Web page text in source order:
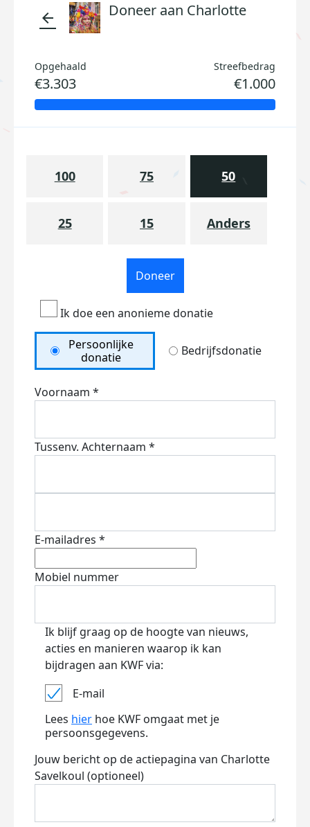
arrow_back Doneer aan Charlotte
Opgehaald
€3.303
Streefbedrag
€1.000
100 75 50
25 15 Anders
Doneer
Ik doe een anonieme donatie
Persoonlijke
donatie
Bedrijfsdonatie
Voornaam *
Tussenv. Achternaam *
E-mailadres *
Mobiel nummer
Ik blijf graag op de hoogte van nieuws,
acties en manieren waarop ik kan
bijdragen aan KWF via:
E-mail
Lees hier hoe KWF omgaat met je
persoonsgegevens.
Jouw bericht op de actiepagina van Charlotte
Savelkoul (optioneel)